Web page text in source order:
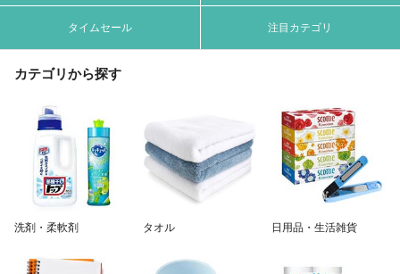
タイムセール 注目カテゴリ
カテゴリから探す
洗剤・柔軟剤 タオル 日用品・生活雑貨
キーワード
除外ワード